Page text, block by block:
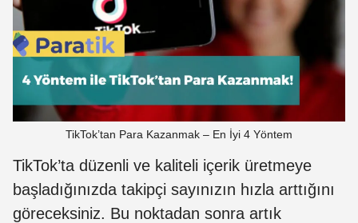
TikTok’tan Para Kazanmak – En İyi 4 Yöntem
TikTok’ta düzenli ve kaliteli içerik üretmeye
başladığınızda takipçi sayınızın hızla arttığını
göreceksiniz. Bu noktadan sonra artık